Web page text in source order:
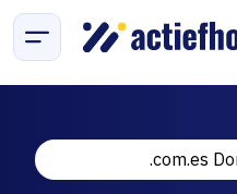
.com.es